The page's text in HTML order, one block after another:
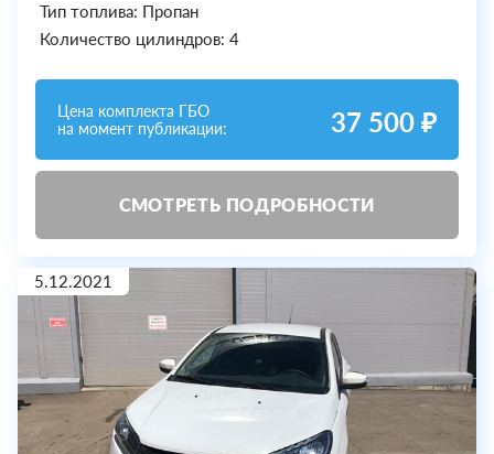
Тип топлива: Пропан
Количество цилиндров: 4
Цена комплекта ГБО
на момент публикации:
37 500 ₽
СМОТРЕТЬ ПОДРОБНОСТИ
5.12.2021